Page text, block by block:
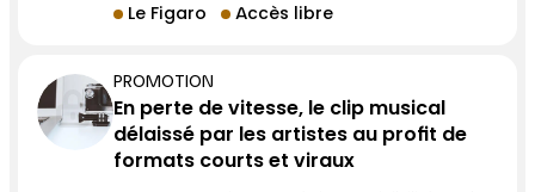
Le Figaro Accès libre
PROMOTION
En perte de vitesse, le clip musical
délaissé par les artistes au profit de
formats courts et viraux